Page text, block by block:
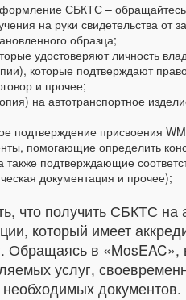
СБКТС –
на руки свидетельства
образца;
удостоверяют личность
которые подтверждают
и прочее;
на автотранспортное
подтверждение присвоения
помогающие определить
также подтверждающие
документация и прочее);
что получить СБКТС
который имеет
Обращаясь в
услуг,
документов.